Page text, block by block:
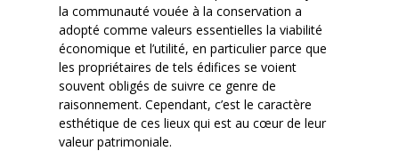
la communauté vouée à la conservation a
adopté comme valeurs essentielles la viabilité
économique et l’utilité, en particulier parce que
les propriétaires de tels édifices se voient
souvent obligés de suivre ce genre de
raisonnement. Cependant, c’est le caractère
esthétique de ces lieux qui est au cœur de leur
valeur patrimoniale.